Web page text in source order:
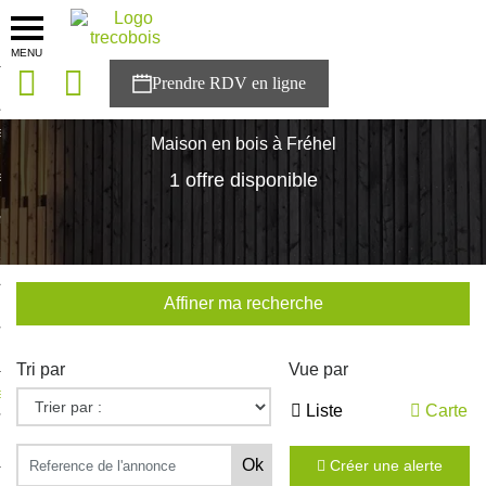
MENU
solutions
Trecobois
à NESTOR
Maison en bois à Fréhel
1 offre disponible
Affiner ma recherche
Tri par Vue par
Liste Carte
Créer une alerte